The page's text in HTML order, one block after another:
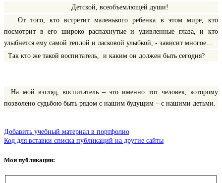
Детской, всеобъемлющей души!
От того, кто встретит маленького ребенка в этом мире, кто
посмотрит в его широко распахнутые и удивленные глаза, и кто
улыбнется ему самой теплой и ласковой улыбкой, - зависит многое…
Так кто же такой воспитатель, и каким он должен быть сегодня?
На мой взгляд, воспитатель – это именно тот человек, которому
позволено судьбою быть рядом с нашим будущим – с нашими детьми.
Добавить учебный материал в портфолио
Код для вставки списка публикаций на другие сайты
Мои публикации: